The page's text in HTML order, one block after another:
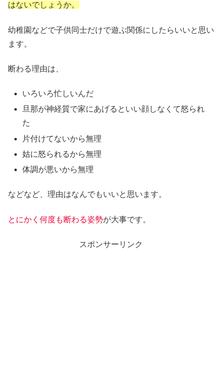
はないでしょうか。
幼稚園などで子供同士だけで遊ぶ関係にしたらいいと思い
ます。
断わる理由は、
いろいろ忙しいんだ
旦那が神経質で家にあげるといい顔しなくて怒られ
た
片付けてないから無理
姑に怒られるから無理
体調が悪いから無理
などなど、理由はなんでもいいと思います。
とにかく何度も断わる姿勢が大事です。
スポンサーリンク